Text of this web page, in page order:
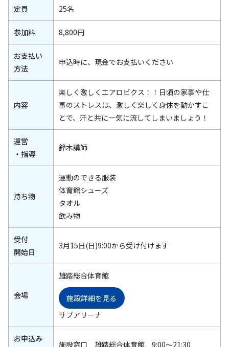
定員 25名
参加料 8,800円
お支払い
方法
申込時に、現金でお支払いください
内容
楽しく激しくエアロビクス！！日頃の家事や仕
事のストレスは、激しく楽しく身体を動かすこ
とで、汗と共に一気に流してしまいましょう！
運営
・指導
鈴木講師
持ち物
運動のできる服装
体育館シューズ
タオル
飲み物
受付
開始日
3月15日(日)9:00から受け付けます
会場
雄踏総合体育館
施設詳細を見る
サブアリーナ
お申込み
施設窓口 雄踏総合体育館 9:00～21:30